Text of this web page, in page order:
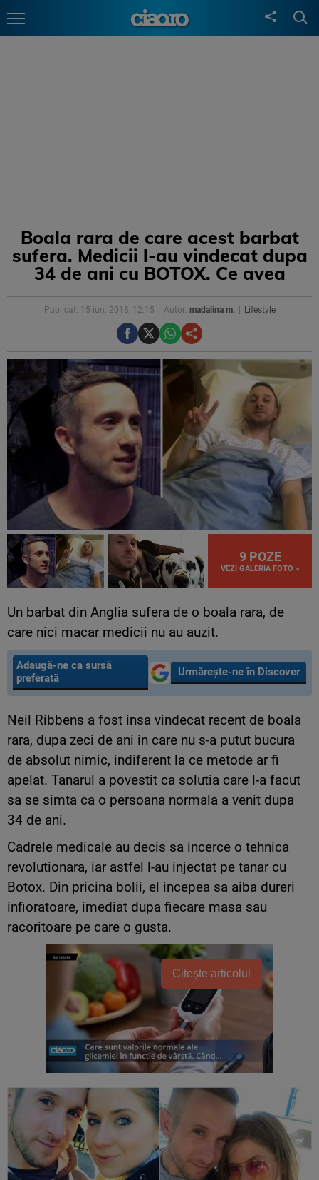
Boala rara de care acest barbat
sufera. Medicii l-au vindecat dupa
34 de ani cu BOTOX. Ce avea
Publicat: 15 iun. 2018, 12:15 Autor: madalina m. Lifestyle
9 POZE
VEZI GALERIA FOTO »
Un barbat din Anglia sufera de o boala rara, de
care nici macar medicii nu au auzit.
Adaugă-ne ca sursă
preferată
Urmărește-ne în Discover
Neil Ribbens a fost insa vindecat recent de boala
rara, dupa zeci de ani in care nu s-a putut bucura
de absolut nimic, indiferent la ce metode ar fi
apelat. Tanarul a povestit ca solutia care l-a facut
sa se simta ca o persoana normala a venit dupa
34 de ani.
Cadrele medicale au decis sa incerce o tehnica
revolutionara, iar astfel l-au injectat pe tanar cu
Botox. Din pricina bolii, el incepea sa aiba dureri
infioratoare, imediat dupa fiecare masa sau
racoritoare pe care o gusta.
Citește articolul